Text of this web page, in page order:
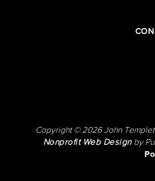
Copyright © 2026 John
Nonprofit Web Designby